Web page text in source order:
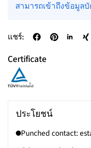
สามารถเข้าถึงข้อมูล
แชร์:
Certificate
ประโยชน์
Punched contact: